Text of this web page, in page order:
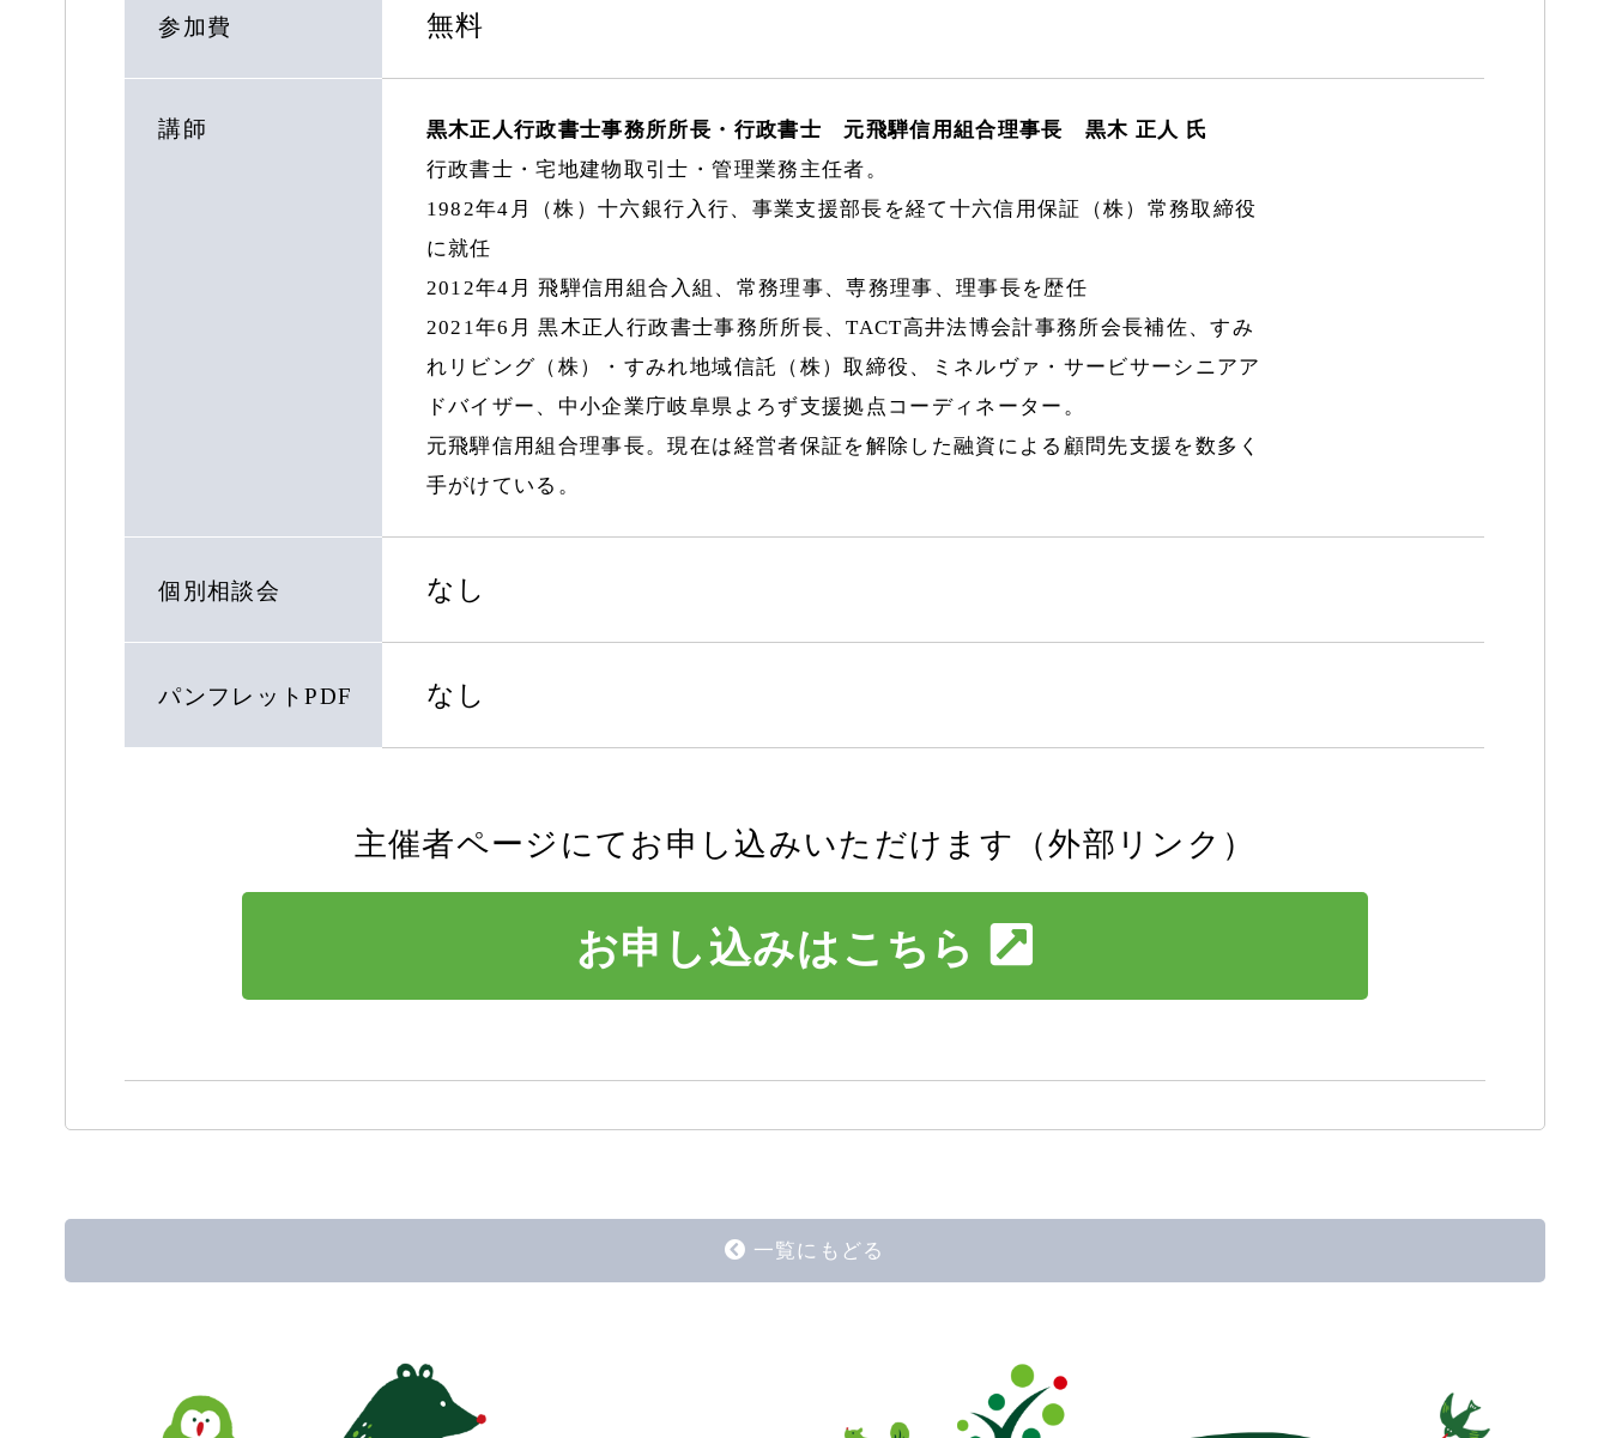
参加費 無料
講師
黒木正人行政書士事務所所長・行政書士 元飛騨信用組合理事長 黒木 正人 氏
行政書士・宅地建物取引士・管理業務主任者。
1982年4月（株）十六銀行入行、事業支援部長を経て十六信用保証（株）常務取締役
に就任
2012年4月 飛騨信用組合入組、常務理事、専務理事、理事長を歴任
2021年6月 黒木正人行政書士事務所所長、TACT高井法博会計事務所会長補佐、すみ
れリビング（株）・すみれ地域信託（株）取締役、ミネルヴァ・サービサーシニアア
ドバイザー、中小企業庁岐阜県よろず支援拠点コーディネーター。
元飛騨信用組合理事長。現在は経営者保証を解除した融資による顧問先支援を数多く
手がけている。
個別相談会 なし
パンフレットPDF なし
主催者ページにてお申し込みいただけます（外部リンク）
お申し込みはこちら
一覧にもどる